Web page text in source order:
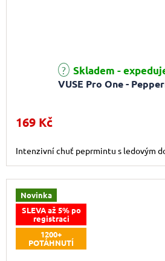
VUSE Pro One -
Skladem -
169 Kč
Intenzivní chuť peprmintu s ledovým
Novinka
SLEVA až 5% po
registraci
1200+
POTÁHNUTÍ